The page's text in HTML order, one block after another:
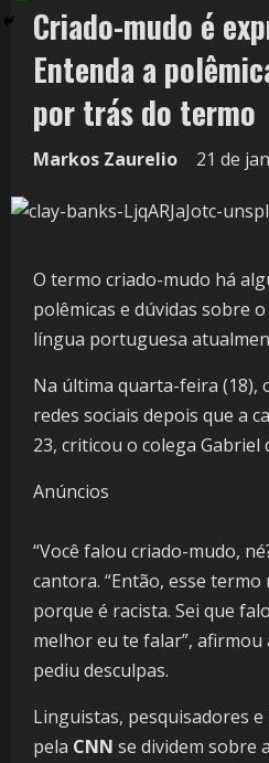
Criado-mudo é
Entenda a
por trás do termo
Markos Zaurelio 21 de
O termo criado-mudo há
polêmicas e dúvidas sobre
língua portuguesa
Na última quarta-feira (18),
redes sociais depois que a
23, criticou o colega
Anúncios
“Você falou criado-mudo,
cantora. “Então, esse termo
porque é racista. Sei que
melhor eu te falar”, afirmou
pediu desculpas.
Linguistas, pesquisadores
pela CNN se dividem sobre